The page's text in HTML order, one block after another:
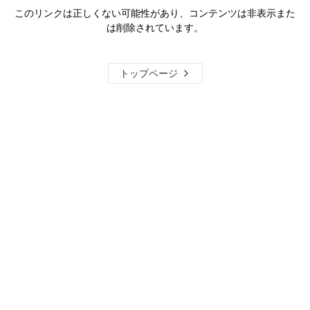
このリンクは正しくない可能性があり、コンテンツは非表示また
は削除されています。
トップページ